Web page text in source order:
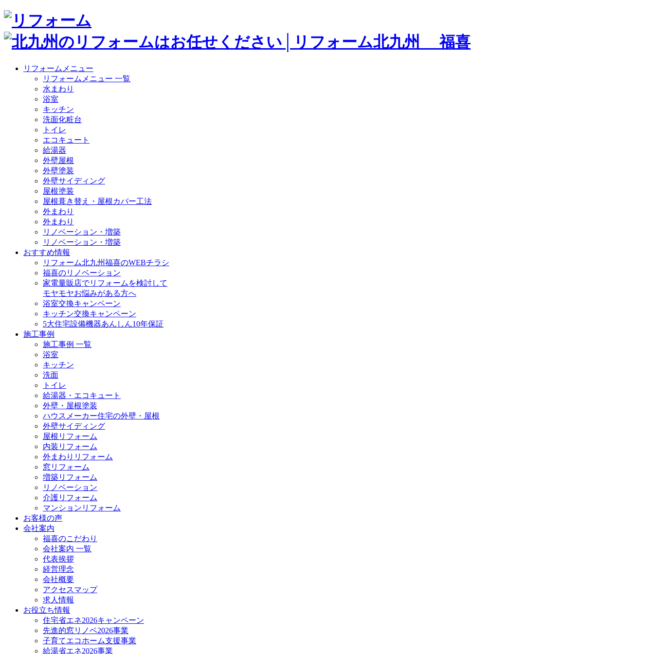
リフォームメニュー
リフォームメニュー 一覧
水まわり
浴室
キッチン
洗面化粧台
トイレ
エコキュート
給湯器
外壁屋根
外壁塗装
外壁サイディング
屋根塗装
屋根葺き替え・屋根カバー工法
外まわり
外まわり
リノベーション・増築
リノベーション・増築
おすすめ情報
リフォーム北九州福喜のWEBチラシ
福喜のリノベーション
家電量販店でリフォームを検討して
モヤモヤお悩みがある方へ
浴室交換キャンペーン
キッチン交換キャンペーン
5大住宅設備機器あんしん10年保証
施工事例
施工事例 一覧
浴室
キッチン
洗面
トイレ
給湯器・エコキュート
外壁・屋根塗装
ハウスメーカー住宅の外壁・屋根
外壁サイディング
屋根リフォーム
内装リフォーム
外まわりリフォーム
窓リフォーム
増築リフォーム
リノベーション
介護リフォーム
マンションリフォーム
お客様の声
会社案内
福喜のこだわり
会社案内 一覧
代表挨拶
経営理念
会社概要
アクセスマップ
求人情報
お役立ち情報
住宅省エネ2026キャンペーン
先進的窓リノベ2026事業
子育てエコホーム支援事業
給湯省エネ2026事業